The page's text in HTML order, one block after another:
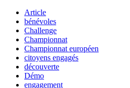
Article
bénévoles
Challenge
Championnat
Championnat européen
citoyens engagés
découverte
Démo
engagement